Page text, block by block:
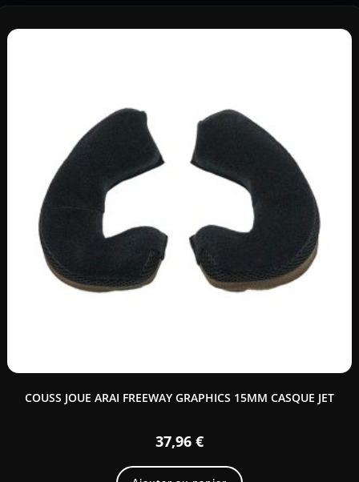
COUSS JOUE ARAI FREEWAY GRAPHICS 15MM CASQUE JET
37,96 €